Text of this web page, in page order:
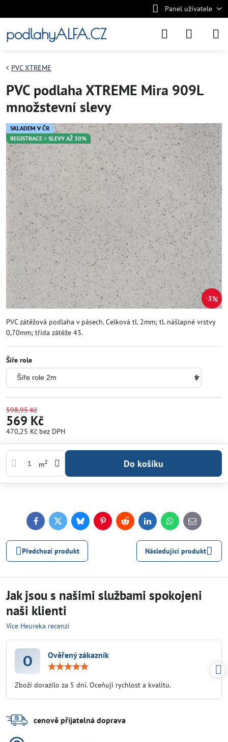
Panel uživatele
podlahyALFA.CZ
SKLADEM V ČR
REGISTRACE = SLEVY AŽ 30%
5%
PVC XTREME
PVC podlaha XTREME Mira 909L
množstevní slevy
PVC zátěžová podlaha v pásech. Celková tl. 2mm; tl. nášlapné vrstvy
0,70mm; třída zátěže 43.
Šíře role
598,95 Kč
569 Kč
470,25 Kč bez DPH
m2 Do košíku
FacebookTwitterBlueskyPinterestReddit LinkedInWhatsApp
E-
mail
Předchozí produkt Následující produkt
Jak jsou s našimi službami spokojeni
naši klienti
Více Heureka recenzí
O Ověřený zákazník
5
Zboží dorazilo za 5 dní. Oceňuji rychlost a kvalitu.
cenově přijatelná doprava